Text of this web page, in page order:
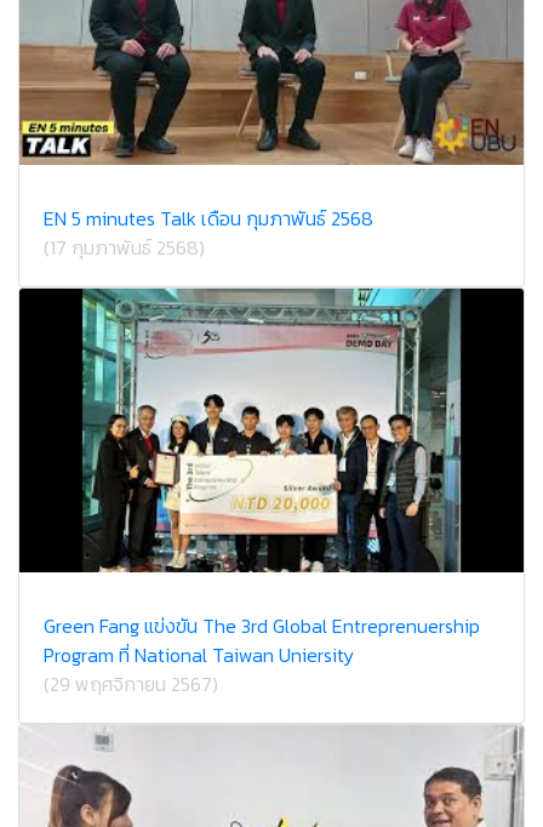
EN 5 minutes Talk เดือน กุมภาพันธ์ 2568
(17 กุมภาพันธ์ 2568)
Green Fang แข่งขัน The 3rd Global Entreprenuership
Program ที่ National Taiwan Uniersity
(29 พฤศจิกายน 2567)